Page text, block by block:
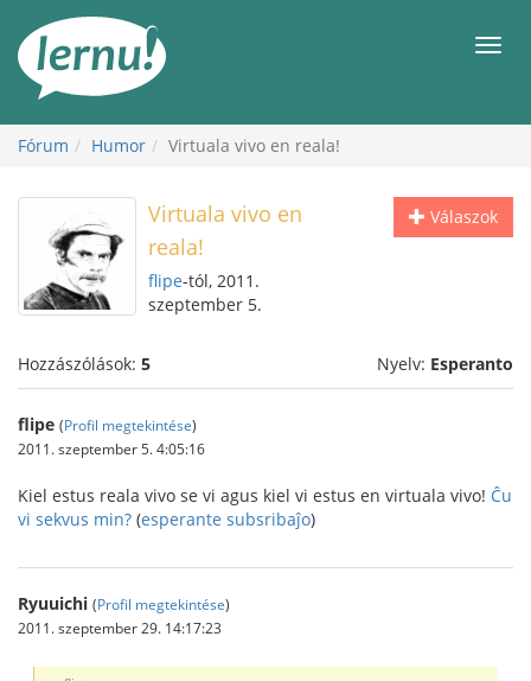
Fórum Humor Virtuala vivo en reala!
Válaszok
Virtuala vivo en
reala!
flipe-tól, 2011.
szeptember 5.
Hozzászólások: 5 Nyelv: Esperanto
flipe (Profil megtekintése)
2011. szeptember 5. 4:05:16
Kiel estus reala vivo se vi agus kiel vi estus en virtuala vivo! Ĉu
vi sekvus min? (esperante subsribaĵo)
Ryuuichi (Profil megtekintése)
2011. szeptember 29. 14:17:23